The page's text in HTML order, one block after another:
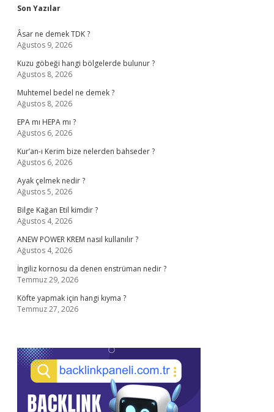
Sidebar
Son Yazılar
Âsar ne demek TDK ?
Ağustos 9, 2026
Kuzu göbeği hangi bölgelerde bulunur ?
Ağustos 8, 2026
Muhtemel bedel ne demek ?
Ağustos 8, 2026
EPA mı HEPA mı ?
Ağustos 6, 2026
Kur’an-ı Kerim bize nelerden bahseder ?
Ağustos 6, 2026
Ayak çelmek nedir ?
Ağustos 5, 2026
Bilge Kağan Etil kimdir ?
Ağustos 4, 2026
ANEW POWER KREM nasıl kullanılır ?
Ağustos 4, 2026
İngiliz kornosu da denen enstrüman nedir ?
Temmuz 29, 2026
Köfte yapmak için hangi kıyma ?
Temmuz 27, 2026